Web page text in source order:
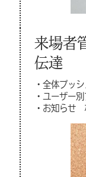
来場者
伝達
・全体プッ
・ユーザー
・お知らせ